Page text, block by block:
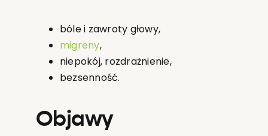
bóle i zawroty głowy,
migreny,
niepokój, rozdrażnienie,
bezsenność.
Objawy